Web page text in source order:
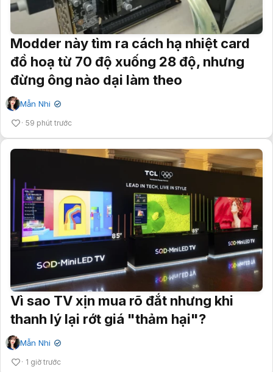
Modder này tìm ra cách hạ nhiệt card
đồ hoạ từ 70 độ xuống 28 độ, nhưng
đừng ông nào dại làm theo
Mẫn Nhi ✔
59 phút trước
Vì sao TV xịn mua rõ đắt nhưng khi
thanh lý lại rớt giá "thảm hại"?
Mẫn Nhi ✔
1 giờ trước